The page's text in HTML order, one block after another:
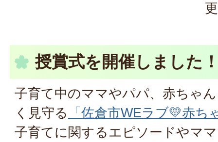
授賞式を開催しました
子育て中のママやパパ、赤ちゃ
く見守る
「佐倉市WEラブ💛赤
子育てに関するエピソードやマ